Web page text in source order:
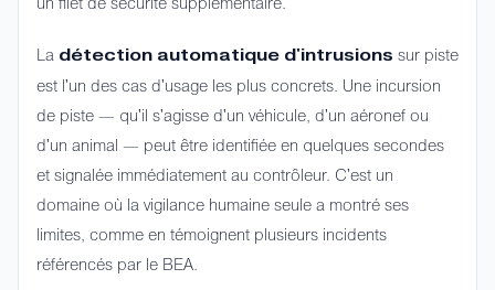
La détection automatique d'intrusions sur piste
est l'un des cas d'usage les plus concrets. Une incursion
de piste — qu'il s'agisse d'un véhicule, d'un aéronef ou
d'un animal — peut être identifiée en quelques secondes
et signalée immédiatement au contrôleur. C'est un
domaine où la vigilance humaine seule a montré ses
limites, comme en témoignent plusieurs incidents
référencés par le BEA.